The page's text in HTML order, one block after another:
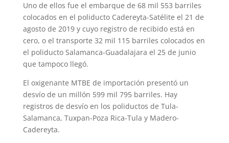
Uno de ellos fue el embarque de 68 mil 553 barriles
colocados en el poliducto Cadereyta-Satélite el 21 de
agosto de 2019 y cuyo registro de recibido está en
cero, o el transporte 32 mil 115 barriles colocados en
el poliducto Salamanca-Guadalajara el 25 de junio
que tampoco llegó.
El oxigenante MTBE de importación presentó un
desvío de un millón 599 mil 795 barriles. Hay
registros de desvío en los poliductos de Tula-
Salamanca, Tuxpan-Poza Rica-Tula y Madero-
Cadereyta.